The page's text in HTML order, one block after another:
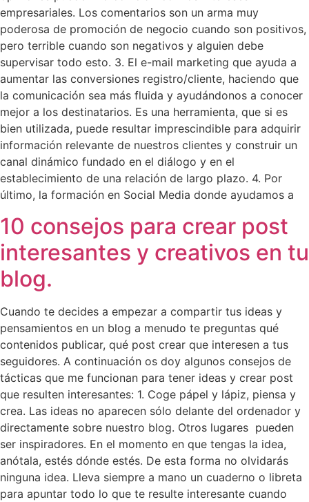
empresariales. Los comentarios son un arma muy
poderosa de promoción de negocio cuando son positivos,
pero terrible cuando son negativos y alguien debe
supervisar todo esto. 3. El e-mail marketing que ayuda a
aumentar las conversiones registro/cliente, haciendo que
la comunicación sea más fluida y ayudándonos a conocer
mejor a los destinatarios. Es una herramienta, que si es
bien utilizada, puede resultar imprescindible para adquirir
información relevante de nuestros clientes y construir un
canal dinámico fundado en el diálogo y en el
establecimiento de una relación de largo plazo. 4. Por
último, la formación en Social Media donde ayudamos a
10 consejos para crear post
interesantes y creativos en tu
blog.
Cuando te decides a empezar a compartir tus ideas y
pensamientos en un blog a menudo te preguntas qué
contenidos publicar, qué post crear que interesen a tus
seguidores. A continuación os doy algunos consejos de
tácticas que me funcionan para tener ideas y crear post
que resulten interesantes: 1. Coge pápel y lápiz, piensa y
crea. Las ideas no aparecen sólo delante del ordenador y
directamente sobre nuestro blog. Otros lugares pueden
ser inspiradores. En el momento en que tengas la idea,
anótala, estés dónde estés. De esta forma no olvidarás
ninguna idea. Lleva siempre a mano un cuaderno o libreta
para apuntar todo lo que te resulte interesante cuando